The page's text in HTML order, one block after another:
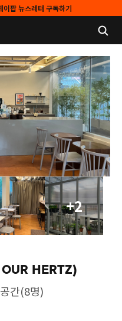
팝 뉴스레터 구독하기
HERTZ)
간(8명)
+2